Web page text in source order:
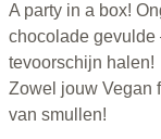
A party in a box!
chocolade gevulde
tevoorschijn halen!
Zowel jouw Vegan
van smullen!